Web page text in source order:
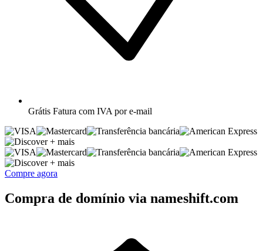
Grátis Fatura com IVA por e-mail
+ mais
+ mais
Compre agora
Compra de domínio via nameshift.com